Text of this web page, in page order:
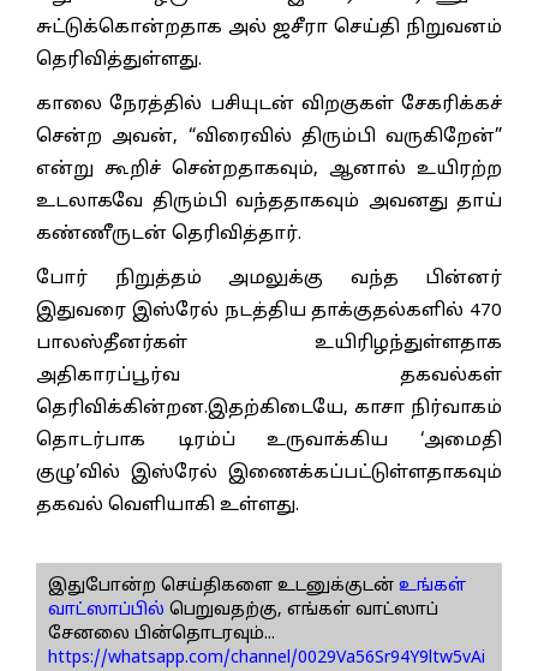
சுட்டுக்கொன்றதாக அல் ஜசீரா செய்தி நிறுவனம்
தெரிவித்துள்ளது.
காலை நேரத்தில் பசியுடன் விறகுகள் சேகரிக்கச்
சென்ற அவன், “விரைவில் திரும்பி வருகிறேன்”
என்று கூறிச் சென்றதாகவும், ஆனால் உயிரற்ற
உடலாகவே திரும்பி வந்ததாகவும் அவனது தாய்
கண்ணீருடன் தெரிவித்தார்.
போர் நிறுத்தம் அமலுக்கு வந்த பின்னர்
இதுவரை இஸ்ரேல் நடத்திய தாக்குதல்களில் 470
பாலஸ்தீனர்கள் உயிரிழந்துள்ளதாக
அதிகாரப்பூர்வ தகவல்கள்
தெரிவிக்கின்றன.இதற்கிடையே, காசா நிர்வாகம்
தொடர்பாக டிரம்ப் உருவாக்கிய ‘அமைதி
குழு’வில் இஸ்ரேல் இணைக்கப்பட்டுள்ளதாகவும்
தகவல் வெளியாகி உள்ளது.
இதுபோன்ற செய்திகளை உடனுக்குடன் உங்கள்
வாட்ஸாப்பில் பெறுவதற்கு, எங்கள் வாட்ஸாப்
சேனலை பின்தொடரவும்...
https://whatsapp.com/channel/0029Va56Sr94Y9ltw5vAi